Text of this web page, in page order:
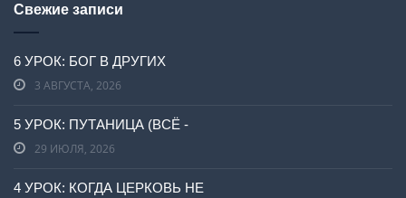
Свежие записи
6 УРОК: БОГ В ДРУГИХ
3 АВГУСТА, 2026
5 УРОК: ПУТАНИЦА (ВСЁ -
29 ИЮЛЯ, 2026
4 УРОК: КОГДА ЦЕРКОВЬ НЕ